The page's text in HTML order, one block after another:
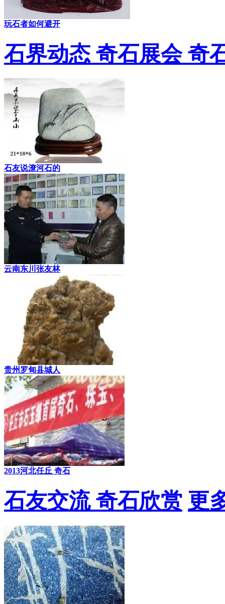
玩石者如何避开
石界动态 奇石展会 奇
石友说潦河石的
云南东川张友林
贵州罗甸县城人
2013河北任丘 奇石
石友交流 奇石欣赏 更